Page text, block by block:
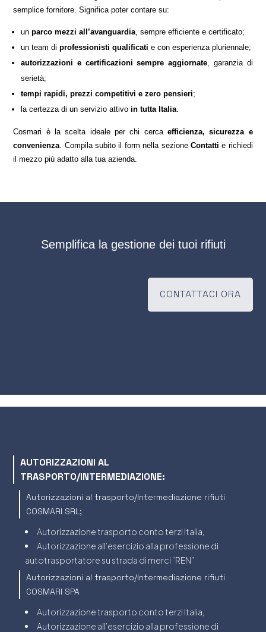
semplice fornitore. Significa poter contare su:
unparco mezzi all’avanguardia, sempre efficiente e certificato;
un team diprofessionisti qualificati e con esperienza pluriennale;
autorizzazioni e certificazioni sempre aggiornate, garanzia di
serietà;
tempi rapidi, prezzi competitivi e zero pensieri;
la certezza di un servizio attivoin tutta Italia.
Cosmari è la scelta ideale per chi cerca efficienza, sicurezza e
convenienza . Compila subito il form nella sezione Contatti e richiedi
il mezzo più adatto alla tua azienda.
semplifica la gestione dei tuoi rifiuti
CONTATTACI ORA
AUTORIZZAZIONI AL
TRASPORTO/INTERMEDIAZIONE:
Autorizzazioni al trasporto/Intermediazione rifiuti
COSMARI SRL;
Autorizzazione trasporto conto terzi Italia,
Autorizzazione all’esercizio alla professione di
autotrasportatore su strada di merci “REN”
Autorizzazioni al trasporto/Intermediazione rifiuti
COSMARI SPA
Autorizzazione trasporto conto terzi Italia,
Autorizzazione all’esercizio alla professione di